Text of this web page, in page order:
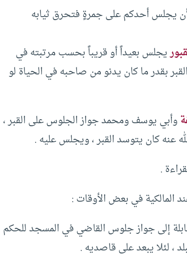
يجلس أحدكم على جمرةٍ فتحرق ثيابه
يجلس بعيداً أو قريباً بحسب مرتبته في
بقدر ما كان يدنو من صاحبه في الحياة لو
وأبي يوسف ومحمد جواز الجلوس على القبر ‏،‏
عنه كان يتوسد القبر ‏،‏ ويجلس عليه ‏.‏
‏.‏
المالكية في بعض الأوقات :‏
إلى جواز جلوس القاضي في المسجد للحكم
‏،‏ لئلا يبعد على قاصديه ‏.‏